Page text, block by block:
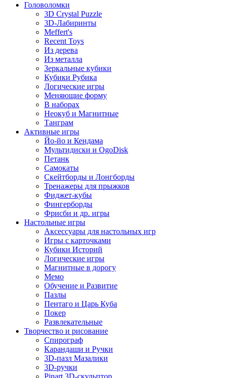
Головоломки
3D Crystal Puzzle
3D-Лабиринты
Meffert's
Recent Toys
Из дерева
Из металла
Зеркальные кубики
Кубики Рубика
Логические игры
Меняющие форму
В наборах
Неокуб и Магнитные
Танграм
Активные игры
Йо-йо и Кендама
Мультидиски и OgoDisk
Петанк
Самокаты
Скейтборды и Лонгборды
Тренажеры для прыжков
Фиджет-кубы
Фингерборды
Фрисби и др. игры
Настольные игры
Аксессуары для настольных игр
Игры с карточками
Кубики Историй
Логические игры
Магнитные в дорогу
Мемо
Обучение и Развитие
Пазлы
Пентаго и Царь Куба
Покер
Развлекательные
Творчество и рисование
Спирограф
Карандаши и Ручки
3D-пазл Мазалики
3D-ручки
Pinart 3D-скульптор